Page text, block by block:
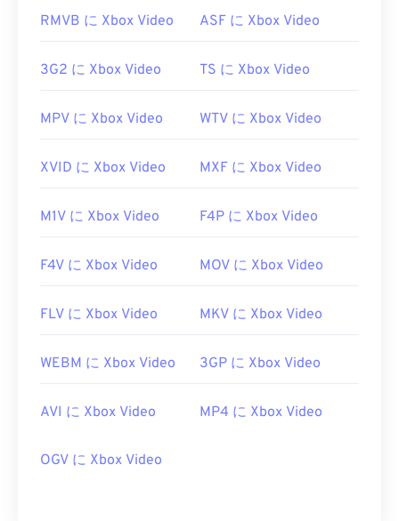
ールを使ってWMVファイルを変換できます。
初回リリース: 1999年
https://en.wikipedia.org/wiki/
RMVB に Xbox Video ASF に Xbox Video
3G2 に Xbox Video TS に Xbox Video
MPV に Xbox Video WTV に Xbox Video
XVID に Xbox Video MXF に Xbox Video
M1V に Xbox Video F4P に Xbox Video
F4V に Xbox Video MOV に Xbox Video
FLV に Xbox Video MKV に Xbox Video
WEBM に Xbox Video 3GP に Xbox Video
AVI に Xbox Video MP4 に Xbox Video
OGV に Xbox Video